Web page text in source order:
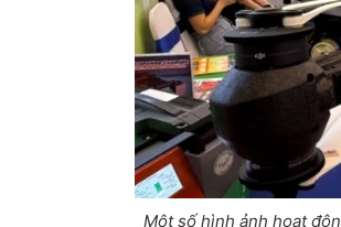
Một số hình ảnh hoạt